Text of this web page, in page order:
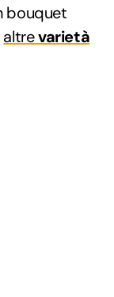
bouquet
altrevarietà